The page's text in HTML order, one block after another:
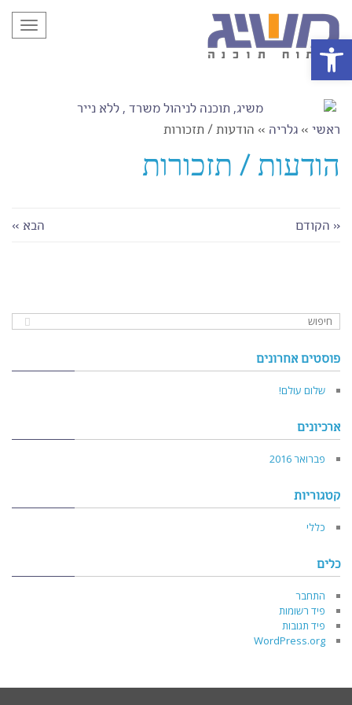
פתח סרגל נגישות
ראשי»גלריה » הודעות / תזכורות
הודעות / תזכורות
« הקודם הבא »
פוסטים אחרונים
שלום עולם!
ארכיונים
פברואר 2016
קטגוריות
כללי
כלים
התחבר
פיד רשומות
פיד תגובות
WordPress.org